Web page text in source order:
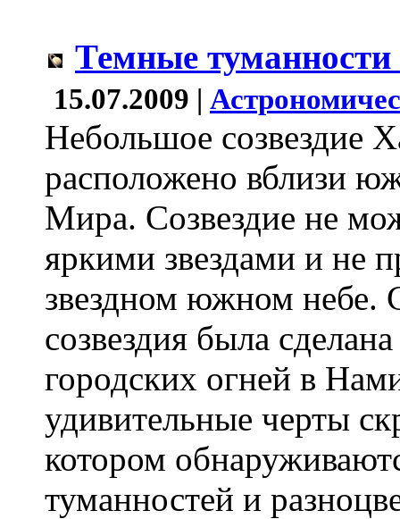
Темные
15.07.2009 |
Небольшое созвездие
расположено вблизи
Мира. Созвездие не
яркими звездами и не
звездном южном небе.
созвездия была
городских огней в
удивительные черты
котором
туманностей и